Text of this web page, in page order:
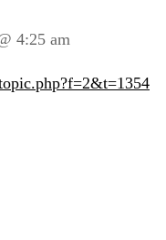
4:25 am